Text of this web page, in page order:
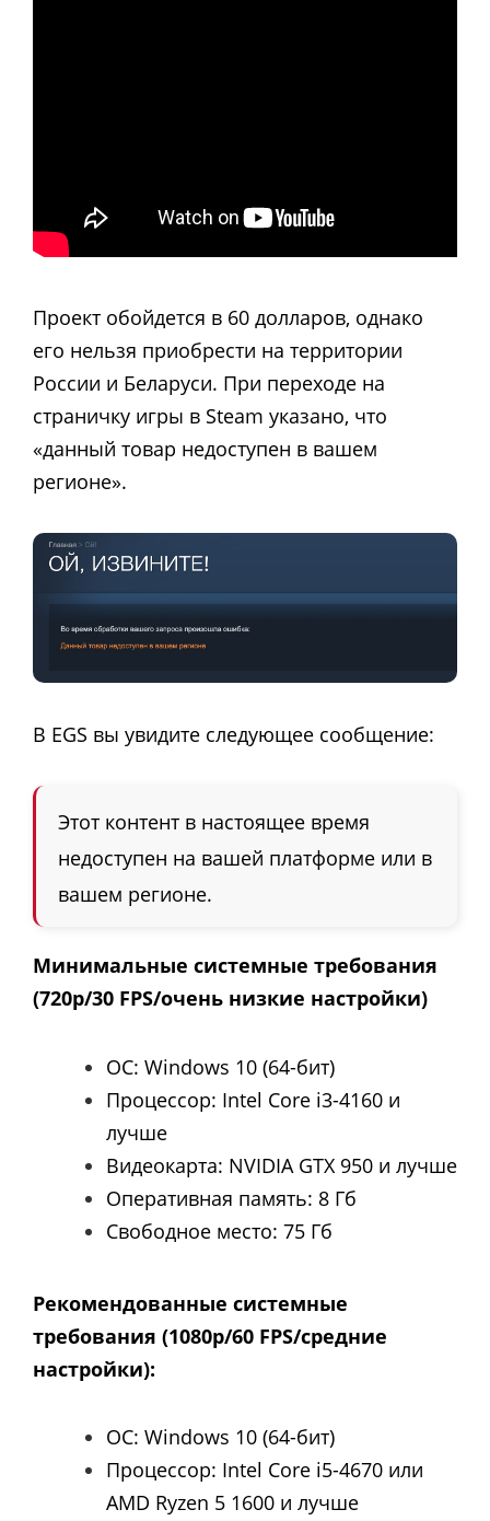
Проект обойдется в 60 долларов, однако
его нельзя приобрести на территории
России и Беларуси. При переходе на
страничку игры в Steam указано, что
«данный товар недоступен в вашем
регионе».
В EGS вы увидите следующее сообщение:
Этот контент в настоящее время
недоступен на вашей платформе или в
вашем регионе.
Минимальные системные требования
(720p/30 FPS/очень низкие настройки)
OС: Windows 10 (64-бит)
Процессор: Intel Core i3-4160 и
лучше
Видеокарта: NVIDIA GTX 950 и лучше
Оперативная память: 8 Гб
Свободное место: 75 Гб
Рекомендованные системные
требования (1080p/60 FPS/средние
настройки):
OС: Windows 10 (64-бит)
Процессор: Intel Core i5-4670 или
AMD Ryzen 5 1600 и лучше